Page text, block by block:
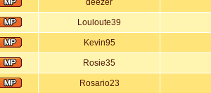
deezer
Louloute39
Kevin95
Rosie35
Rosario23